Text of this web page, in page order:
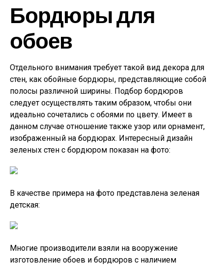
Бордюры для
обоев
Отдельного внимания требует такой вид декора для
стен, как обойные бордюры, представляющие собой
полосы различной ширины. Подбор бордюров
следует осуществлять таким образом, чтобы они
идеально сочетались с обоями по цвету. Имеет в
данном случае отношение также узор или орнамент,
изображенный на бордюрах. Интересный дизайн
зеленых стен с бордюром показан на фото:
В качестве примера на фото представлена зеленая
детская:
Многие производители взяли на вооружение
изготовление обоев и бордюров с наличием